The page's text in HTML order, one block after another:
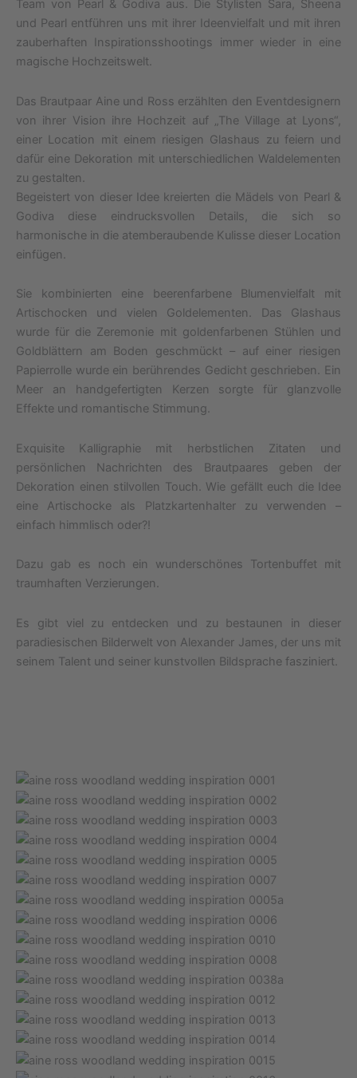
Team von Pearl & Godiva aus. Die Stylisten Sara, Sheena
und Pearl entführen uns mit ihrer Ideenvielfalt und mit ihren
zauberhaften Inspirationsshootings immer wieder in eine
magische Hochzeitswelt.
Das Brautpaar Aine und Ross erzählten den Eventdesignern
von ihrer Vision ihre Hochzeit auf „The Village at Lyons“,
einer Location mit einem riesigen Glashaus zu feiern und
dafür eine Dekoration mit unterschiedlichen Waldelementen
zu gestalten.
Begeistert von dieser Idee kreierten die Mädels von Pearl &
Godiva diese eindrucksvollen Details, die sich so
harmonische in die atemberaubende Kulisse dieser Location
einfügen.
Sie kombinierten eine beerenfarbene Blumenvielfalt mit
Artischocken und vielen Goldelementen. Das Glashaus
wurde für die Zeremonie mit goldenfarbenen Stühlen und
Goldblättern am Boden geschmückt – auf einer riesigen
Papierrolle wurde ein berührendes Gedicht geschrieben. Ein
Meer an handgefertigten Kerzen sorgte für glanzvolle
Effekte und romantische Stimmung.
Exquisite Kalligraphie mit herbstlichen Zitaten und
persönlichen Nachrichten des Brautpaares geben der
Dekoration einen stilvollen Touch. Wie gefällt euch die Idee
eine Artischocke als Platzkartenhalter zu verwenden –
einfach himmlisch oder?!
Dazu gab es noch ein wunderschönes Tortenbuffet mit
traumhaften Verzierungen.
Es gibt viel zu entdecken und zu bestaunen in dieser
paradiesischen Bilderwelt von Alexander James, der uns mit
seinem Talent und seiner kunstvollen Bildsprache fasziniert.